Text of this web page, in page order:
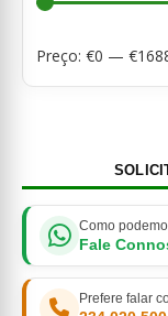
Preço: €0 — €
Como
Fale
Prefere falar